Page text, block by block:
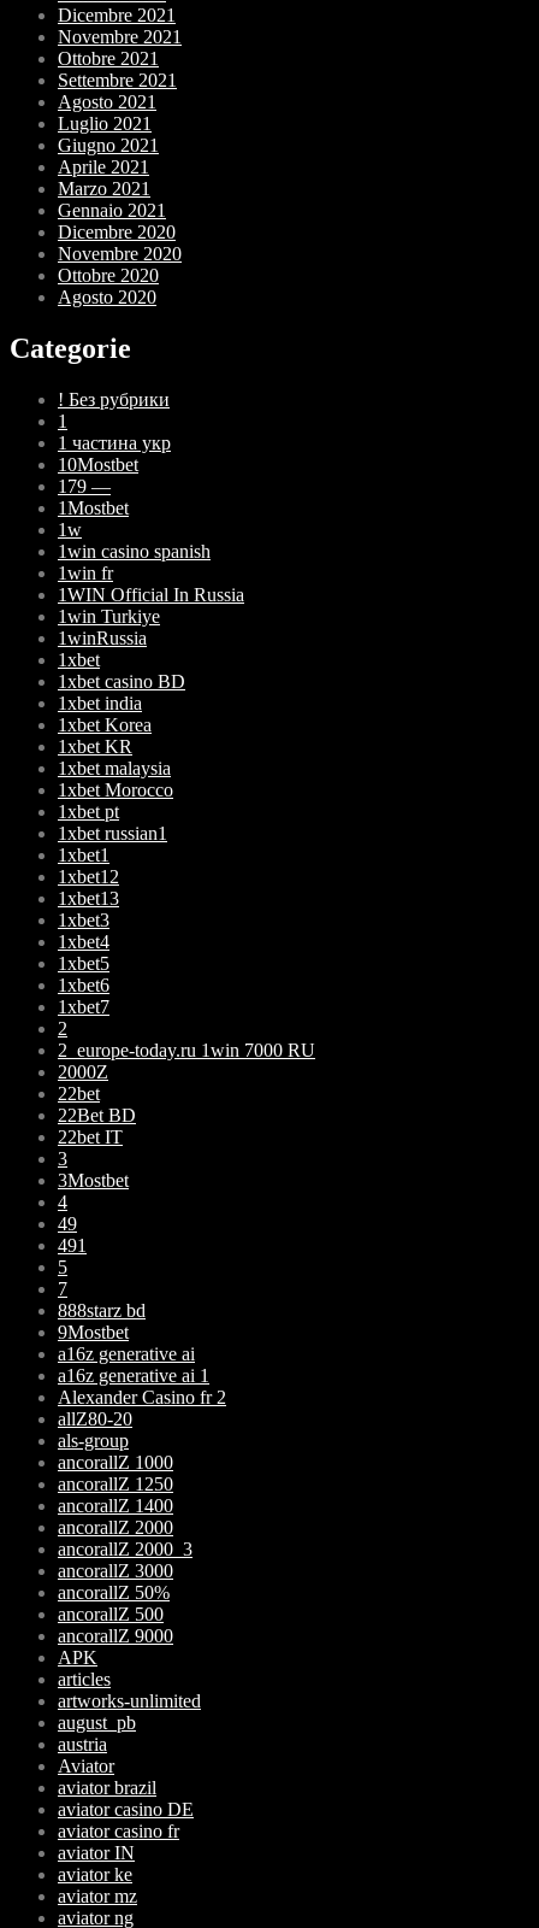
Dicembre 2021
Novembre 2021
Ottobre 2021
Settembre 2021
Agosto 2021
Luglio 2021
Giugno 2021
Aprile 2021
Marzo 2021
Gennaio 2021
Dicembre 2020
Novembre 2020
Ottobre 2020
Agosto 2020
Categorie
! Без рубрики
1
1 частина укр
10Mostbet
179 —
1Mostbet
1w
1win casino spanish
1win fr
1WIN Official In Russia
1win Turkiye
1winRussia
1xbet
1xbet casino BD
1xbet india
1xbet Korea
1xbet KR
1xbet malaysia
1xbet Morocco
1xbet pt
1xbet russian1
1xbet1
1xbet12
1xbet13
1xbet3
1xbet4
1xbet5
1xbet6
1xbet7
2
2_europe-today.ru 1win 7000 RU
2000Z
22bet
22Bet BD
22bet IT
3
3Mostbet
4
49
491
5
7
888starz bd
9Mostbet
a16z generative ai
a16z generative ai 1
Alexander Casino fr 2
allZ80-20
als-group
ancorallZ 1000
ancorallZ 1250
ancorallZ 1400
ancorallZ 2000
ancorallZ 2000_3
ancorallZ 3000
ancorallZ 50%
ancorallZ 500
ancorallZ 9000
APK
articles
artworks-unlimited
august_pb
austria
Aviator
aviator brazil
aviator casino DE
aviator casino fr
aviator IN
aviator ke
aviator mz
aviator ng